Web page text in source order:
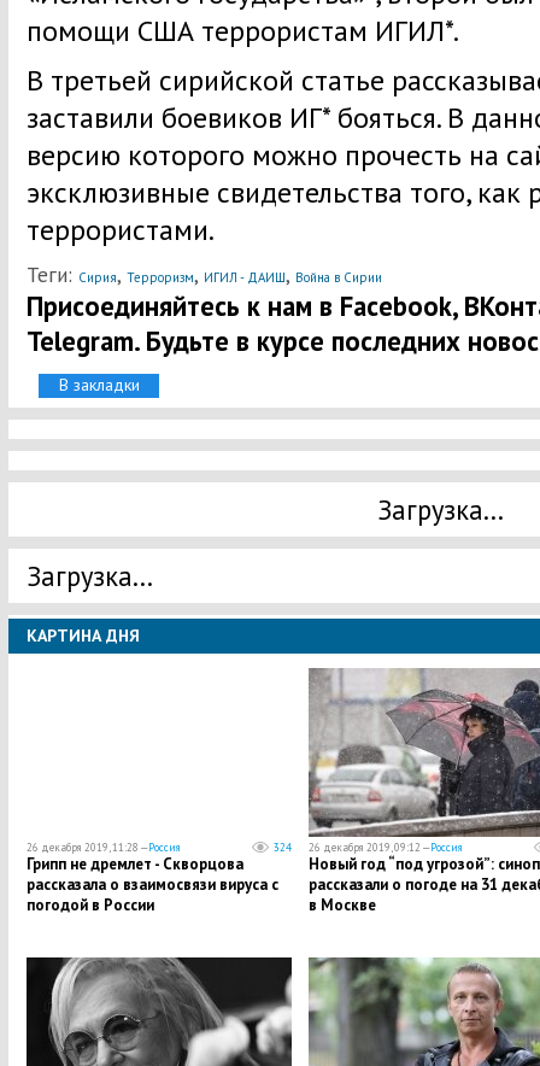
помощи США террористам ИГИЛ*.
В третьей сирийской статье
заставили боевиков ИГ* бояться. В
версию которого можно прочесть на
эксклюзивные свидетельства того, как
террористами.
Теги: Сирия, Терроризм, ИГИЛ - ДАИШ, Война в Сирии
Присоединяйтесь к нам в Facebook,
Telegram. Будьте в курсе последних
В закладки
Загрузка...
Загрузка...
КАРТИНА ДНЯ
26 декабря 2019, 11:28 —Россия 324
Грипп не дремлет - Скворцова
рассказала о взаимосвязи вируса с
погодой в России
26 декабря 2019, 09:12 —Россия
​Новый год “под угрозой”:
рассказали о погоде на 31
в Москве